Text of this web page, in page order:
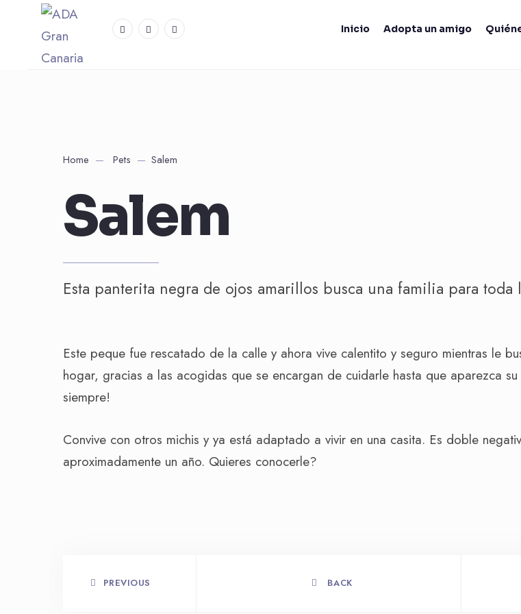
Inicio Adopta un amigo
Home Pets Salem
Salem
Esta panterita negra de ojos amarillos busca una familia para toda
Este peque fue rescatado de la calle y ahora vive calentito y seguro mientras le
hogar, gracias a las acogidas que se encargan de cuidarle hasta que aparezca
siempre!
Convive con otros michis y ya está adaptado a vivir en una casita. Es doble
aproximadamente un año. Quieres conocerle?
PREVIOUS BACK